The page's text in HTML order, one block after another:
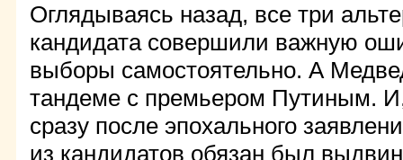
Оглядываясь назад, все три
кандидата совершили важную
выборы самостоятельно. А
тандеме с премьером Путиным.
сразу после эпохального
из кандидатов обязан был